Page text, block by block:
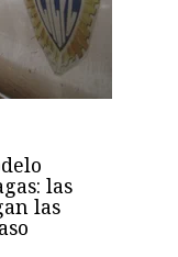
las
las